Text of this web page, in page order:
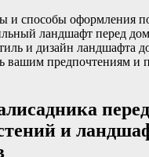
и способы оформления
ландшафт перед
и дизайн ландшафта
вашим предпочтениям и
и